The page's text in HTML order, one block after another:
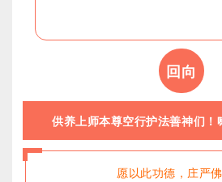
回向
供养上师本尊空行护法善神们！
愿以此功德，庄严